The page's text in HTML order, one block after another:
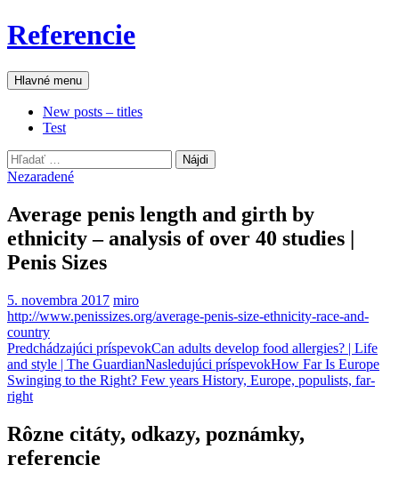
Preskočiť
na
Referencie
Hľadať
Hlavné menu
New posts – titles
Test
Hľadať:
Nezaradené
Average penis length and girth by
ethnicity – analysis of over 40 studies |
Penis Sizes
5. novembra 2017 miro
http://www.penissizes.org/average-penis-size-ethnicity-race-and-
country
Navigácia
článkami
Predchádzajúci príspevokCan adults develop food allergies? | Life
and style | The GuardianNasledujúci príspevokHow Far Is Europe
Swinging to the Right? Few years History, Europe, populists, far-
right
Rôzne citáty, odkazy, poznámky,
referencie